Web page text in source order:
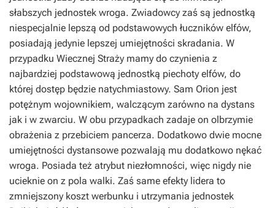
słabszych jednostek wroga. Zwiadowcy zaś są jednostką
niespecjalnie lepszą od podstawowych łuczników elfów,
posiadają jedynie lepszej umiejętności skradania. W
przypadku Wiecznej Straży mamy do czynienia z
najbardziej podstawową jednostką piechoty elfów, do
której dostęp będzie natychmiastowy. Sam Orion jest
potężnym wojownikiem, walczącym zarówno na dystans
jak i w zwarciu. W obu przypadkach zadaje on olbrzymie
obrażenia z przebiciem pancerza. Dodatkowo dwie mocne
umiejętności dystansowe pozwalają mu dodatkowo nękać
wroga. Posiada też atrybut niezłomności, więc nigdy nie
ucieknie on z pola walki. Zaś same efekty lidera to
zmniejszony koszt werbunku i utrzymania jednostek